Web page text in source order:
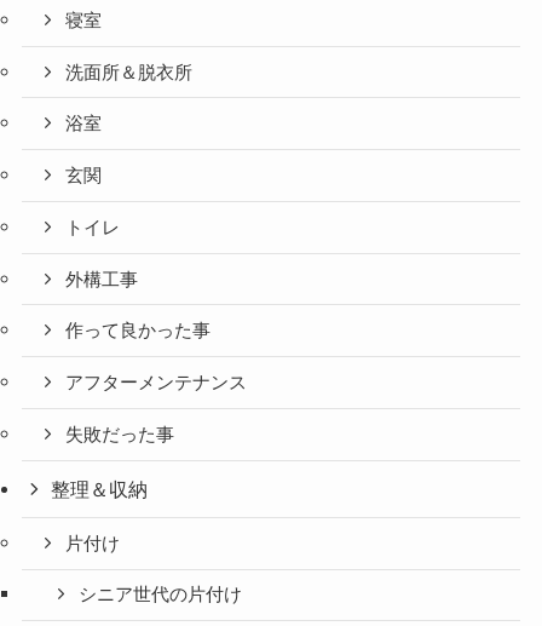
寝室
洗面所＆脱衣所
浴室
玄関
トイレ
外構工事
作って良かった事
アフターメンテナンス
失敗だった事
整理＆収納
片付け
シニア世代の片付け